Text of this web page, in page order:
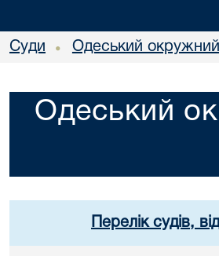
Суди • Одеський окружний
Одеський
Перелік судів,